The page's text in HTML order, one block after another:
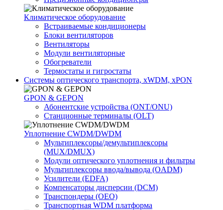
Климатичeское оборудование
Встраиваемые кондиционеры
Блоки вентиляторов
Вентиляторы
Модули вентиляторные
Обогреватели
Термостаты и гигростаты
Системы оптического транспорта, xWDM, xPON
GPON & GEPON
Абонентские устройства (ONT/ONU)
Станционные терминалы (OLT)
Уплотнение CWDM/DWDM
Мультиплексоры/демультиплексоры
(MUX/DMUX)
Модули оптического уплотнения и фильтры
Мультиплексоры ввода/вывода (OADM)
Усилители (EDFA)
Компенсаторы дисперсии (DCM)
Транспондеры (OEO)
Транспортная WDM платформа